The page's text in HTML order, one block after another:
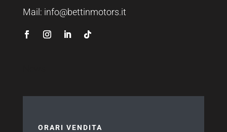
Mail: info@bettinmotors.it
ORARI VENDITA